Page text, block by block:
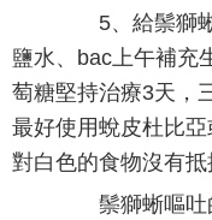
5、給鬃獅蜥
鹽水、bac上午補充
萄糖堅持治療3天，
最好使用蛻皮杜比
對白色的食物沒有抵
鬃獅蜥嘔吐